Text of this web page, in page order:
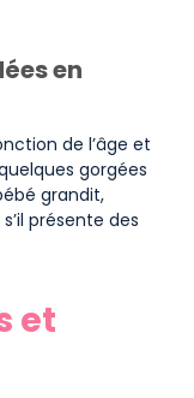
en
de l’âge et
gorgées
grandit,
présente des
et